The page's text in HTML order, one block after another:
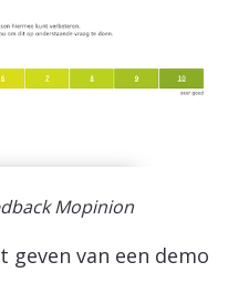
Mopinion
geven van een demo